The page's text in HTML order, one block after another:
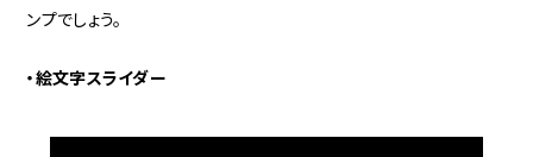
ンプでしょう。
・絵文字スライダー